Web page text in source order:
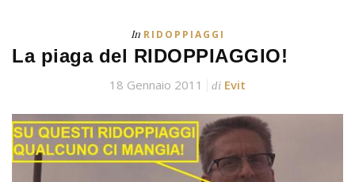
In RIDOPPIAGGI
La piaga del RIDOPPIAGGIO!
18 Gennaio 2011 di Evit